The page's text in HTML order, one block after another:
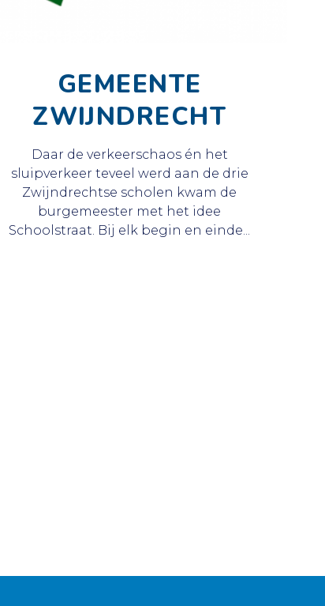
GEMEENTE
ZWIJNDRECHT
Daar de verkeerschaos én het
sluipverkeer teveel werd aan de drie
Zwijndrechtse scholen kwam de
burgemeester met het idee
Schoolstraat. Bij elk begin en einde...